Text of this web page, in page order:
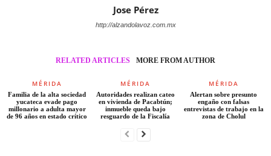
Jose Pérez
http://alzandolavoz.com.mx
RELATED ARTICLES MORE FROM AUTHOR
MÉRIDA
Familia de la alta sociedad
yucateca evade pago
millonario a adulta mayor
de 96 años en estado crítico
MÉRIDA
Autoridades realizan cateo
en vivienda de Pacabtún;
inmueble queda bajo
resguardo de la Fiscalía
MÉRIDA
Alertan sobre presunto
engaño con falsas
entrevistas de trabajo en la
zona de Cholul